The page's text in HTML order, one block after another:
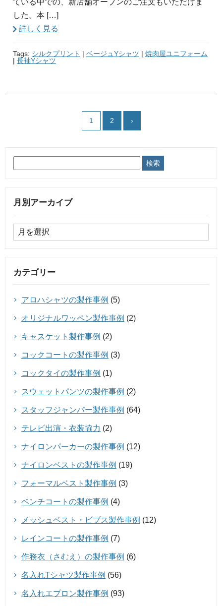
ている中での、新店舗オープンのご注文もいただけま
した。本 […]
詳しく見る
Tags: シルクプリント | ベージュYシャツ | 焼肉屋ユニフォーム
| 長袖Yシャツ
1 2 ›
月別アーカイブ
カテゴリー
アロハシャツの製作事例 (5)
オリジナルワッペン製作事例 (2)
キャスケット製作事例 (2)
コックコートの製作事例 (3)
コックタイの製作事例 (1)
スウェットパンツの製作事例 (2)
スタッフジャンパー製作事例 (64)
テレビ出演・衣装協力 (2)
ナイロンパーカーの製作事例 (12)
ナイロンベストの製作事例 (19)
フォーマルベスト製作事例 (3)
ベンチコートの製作事例 (4)
メッシュベスト・ビブス製作事例 (12)
レインコートの製作事例 (7)
作務衣（さむえ）の製作事例 (6)
名入れTシャツ製作事例 (56)
名入れエプロン製作事例 (93)